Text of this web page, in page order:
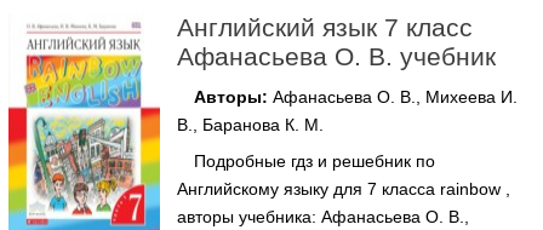
Английский язык 7 класс
Афанасьева О. В. учебник
Авторы: Афанасьева О. В., Михеева И.
В., Баранова К. М.
Подробные гдз и решебник по
Английскому языку для 7 класса rainbow ,
авторы учебника: Афанасьева О. В.,